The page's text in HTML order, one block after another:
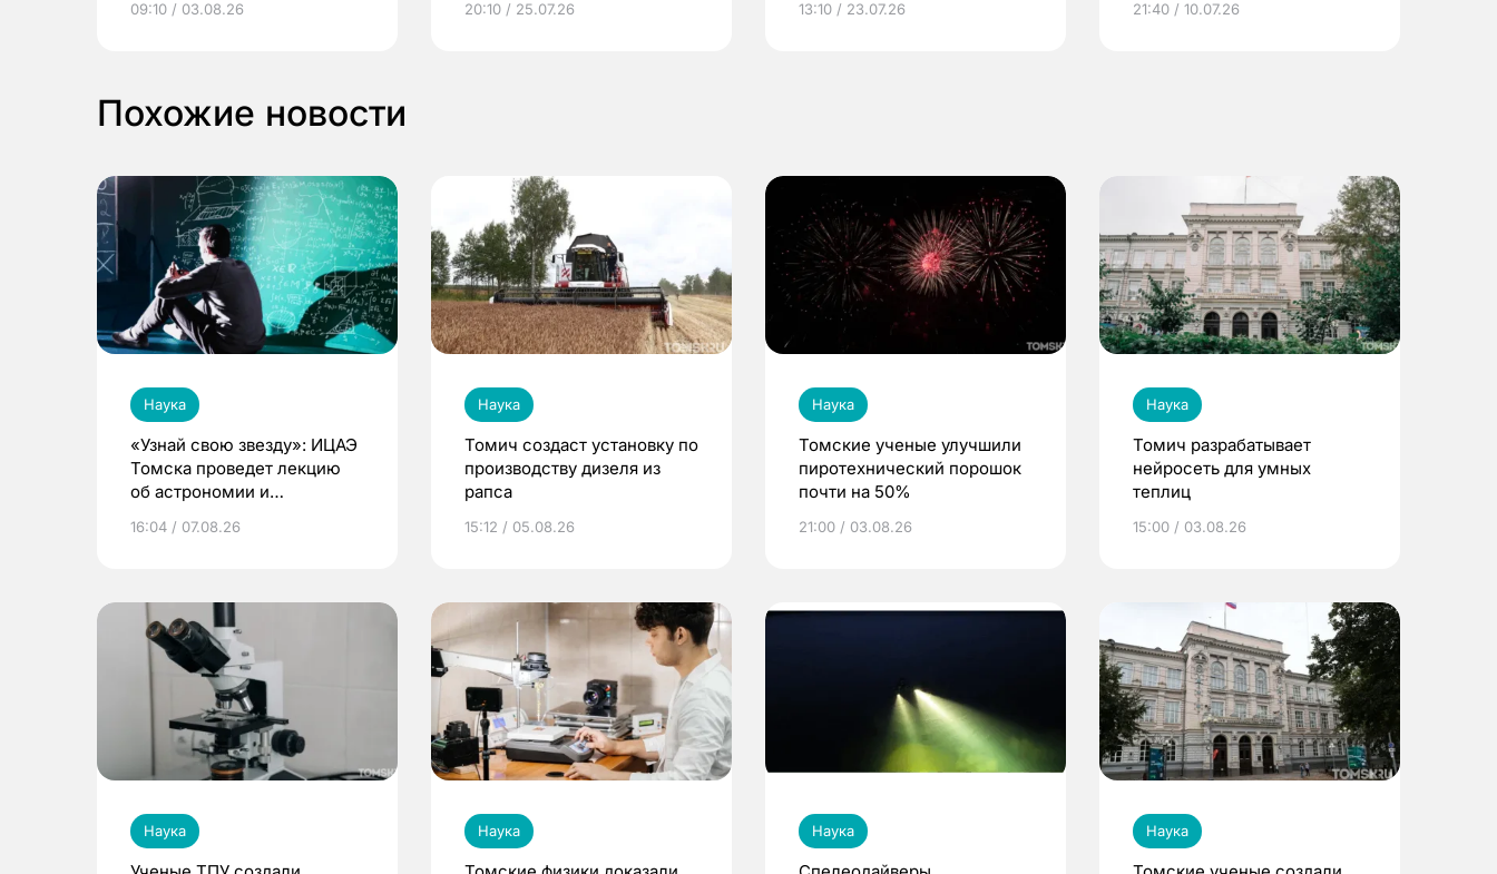
выиграть призы
09:10 / 03.08.26 20:10 / 25.07.26
по ОМС!
13:10 / 23.07.26 21:40 / 10.07.26
Похожие новости
Наука
«Узнай свою звезду»: ИЦАЭ
Томска проведет лекцию
об астрономии и
16:04 / 07.08.26
Наука
Томич создаст установку по
производству дизеля из
рапса
15:12 / 05.08.26
Наука
Томские ученые улучшили
пиротехнический порошок
почти на 50%
21:00 / 03.08.26
Наука
Томич разрабатывает
нейросеть для умных
теплиц
15:00 / 03.08.26
Наука Наука Наука Наука